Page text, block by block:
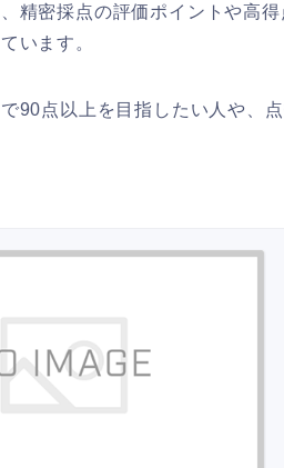
精密採点の評価ポイントや高
います。
90点以上を目指したい人や、